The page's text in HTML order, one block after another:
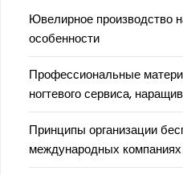
Ювелирное производство
особенности
Профессиональные
ногтевого сервиса,
Принципы организации
международных